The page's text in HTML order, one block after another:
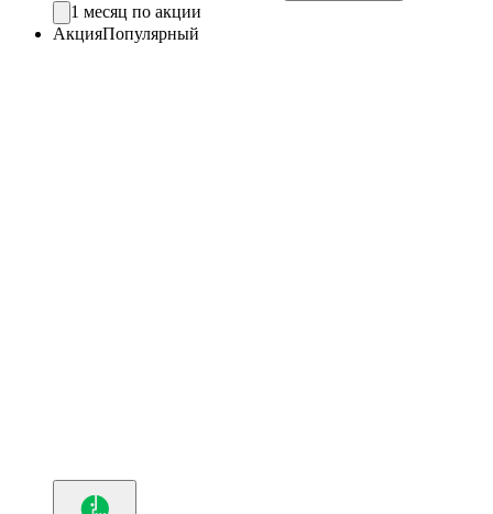
1 месяц по акции
АкцияПопулярный